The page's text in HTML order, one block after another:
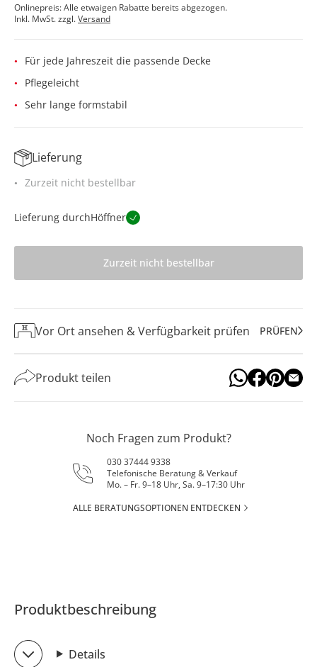
Onlinepreis: Alle etwaigen Rabatte bereits abgezogen.
Inkl. MwSt. zzgl.Versand
Für jede Jahreszeit die passende Decke
Pflegeleicht
Sehr lange formstabil
Lieferung
Zurzeit nicht bestellbar
Lieferung durchHöffner
Zurzeit nicht bestellbar
Vor Ort ansehen & Verfügbarkeit prüfen PRÜFEN
Produkt teilen
Noch Fragen zum Produkt?
030 37444 9338
Telefonische Beratung & Verkauf
Mo. – Fr. 9–18 Uhr, Sa. 9–17:30 Uhr
ALLE BERATUNGSOPTIONEN ENTDECKEN
Produktbeschreibung
Details